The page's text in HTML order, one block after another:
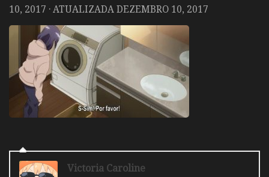
10, 2017 · ATUALIZADADEZEMBRO 10, 2017
Victoria Caroline